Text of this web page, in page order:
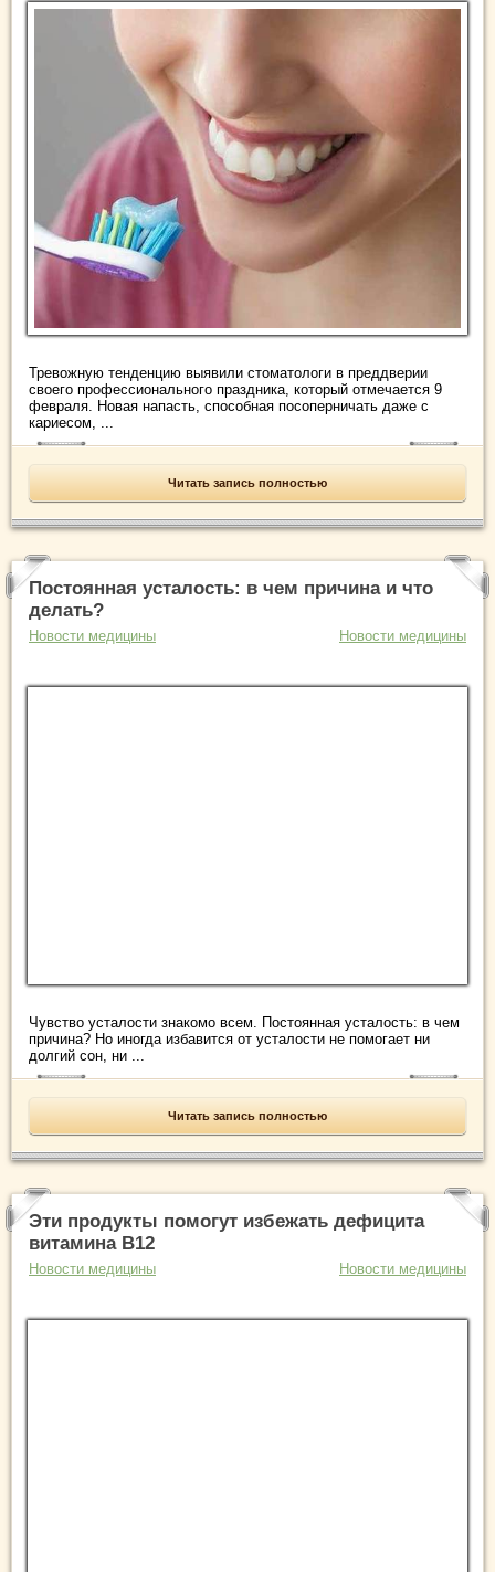
Тревожную тенденцию выявили стоматологи в преддверии
своего профессионального праздника, который отмечается 9
февраля. Новая напасть, способная посоперничать даже с
кариесом, ...
Читать запись полностью
Постоянная усталость: в чем причина и что
делать?
Новости медицины Новости медицины
Чувство усталости знакомо всем. Постоянная усталость: в чем
причина? Но иногда избавится от усталости не помогает ни
долгий сон, ни ...
Читать запись полностью
Эти продукты помогут избежать дефицита
витамина В12
Новости медицины Новости медицины